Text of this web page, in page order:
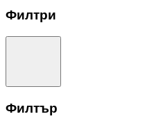
Филтри
Филтър